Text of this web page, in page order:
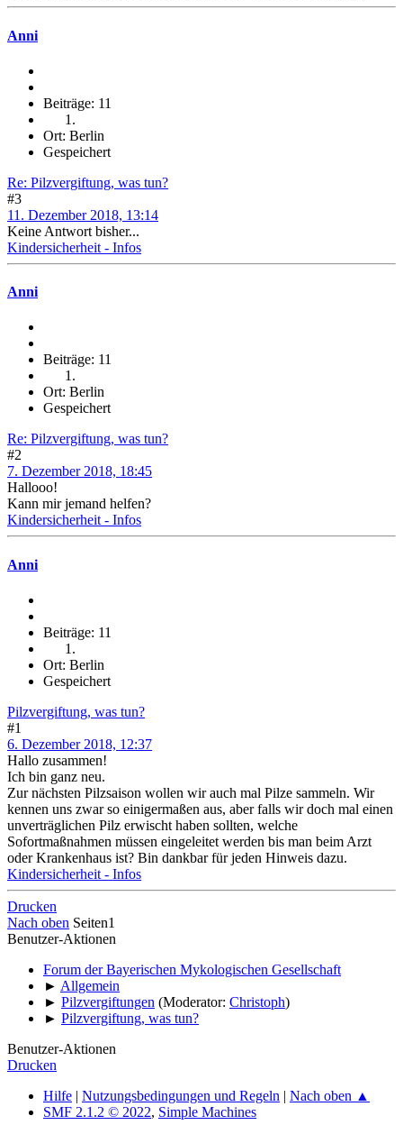
Anni
Beiträge: 11
Ort: Berlin
Gespeichert
Re: Pilzvergiftung, was tun?
#3
11. Dezember 2018, 13:14
Keine Antwort bisher...
Kindersicherheit - Infos
Anni
Beiträge: 11
Ort: Berlin
Gespeichert
Re: Pilzvergiftung, was tun?
#2
7. Dezember 2018, 18:45
Hallooo!
Kann mir jemand helfen?
Kindersicherheit - Infos
Anni
Beiträge: 11
Ort: Berlin
Gespeichert
Pilzvergiftung, was tun?
#1
6. Dezember 2018, 12:37
Hallo zusammen!
Ich bin ganz neu.
Zur nächsten Pilzsaison wollen wir auch mal Pilze sammeln. Wir
kennen uns zwar so einigermaßen aus, aber falls wir doch mal einen
unverträglichen Pilz erwischt haben sollten, welche
Sofortmaßnahmen müssen eingeleitet werden bis man beim Arzt
oder Krankenhaus ist? Bin dankbar für jeden Hinweis dazu.
Kindersicherheit - Infos
Drucken
Nach oben Seiten1
Benutzer-Aktionen
Forum der Bayerischen Mykologischen Gesellschaft
► Allgemein
► Pilzvergiftungen (Moderator: Christoph)
► Pilzvergiftung, was tun?
Benutzer-Aktionen
Drucken
Hilfe | Nutzungsbedingungen und Regeln | Nach oben ▲
SMF 2.1.2 © 2022, Simple Machines